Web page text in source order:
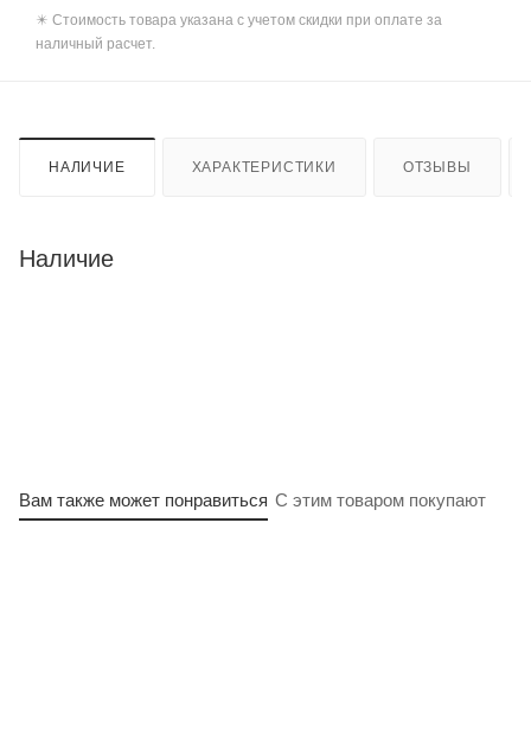
✴️ Стоимость товара указана с учетом скидки при оплате за
наличный расчет.
НАЛИЧИЕ ХАРАКТЕРИСТИКИ ОТЗЫВЫ
Наличие
Вам также может понравиться С этим товаром покупают